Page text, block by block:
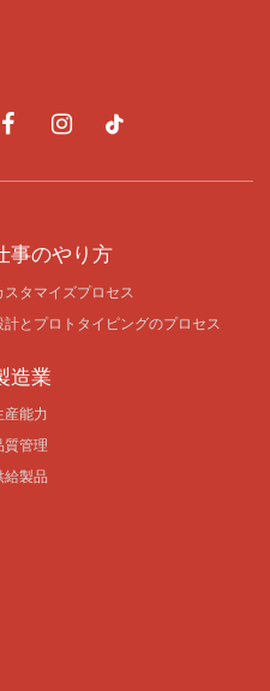
事のやり方
スタマイズプロセス
計とプロトタイピングのプロセス
造業
産能力
質管理
給製品